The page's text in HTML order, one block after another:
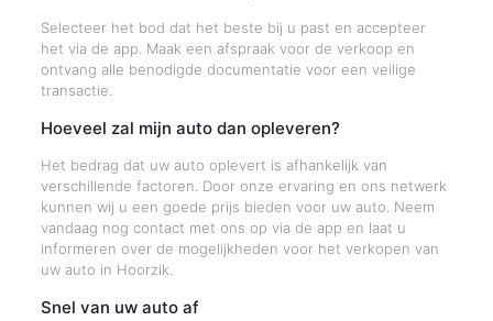
Selecteer het bod dat het beste bij u past en accepteer
het via de app. Maak een afspraak voor de verkoop en
ontvang alle benodigde documentatie voor een veilige
transactie.
Hoeveel zal mijn auto dan opleveren?
Het bedrag dat uw auto oplevert is afhankelijk van
verschillende factoren. Door onze ervaring en ons netwerk
kunnen wij u een goede prijs bieden voor uw auto. Neem
vandaag nog contact met ons op via de app en laat u
informeren over de mogelijkheden voor het verkopen van
uw auto in Hoorzik.
Snel van uw auto af